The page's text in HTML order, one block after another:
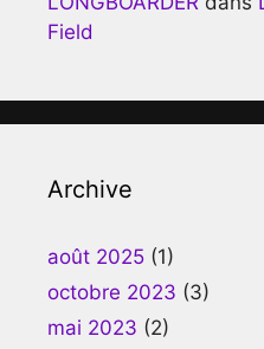
Field
Archive
août 2025 (1)
octobre 2023 (3)
mai 2023 (2)